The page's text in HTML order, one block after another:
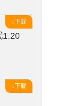
↓下载
版本
↓下载